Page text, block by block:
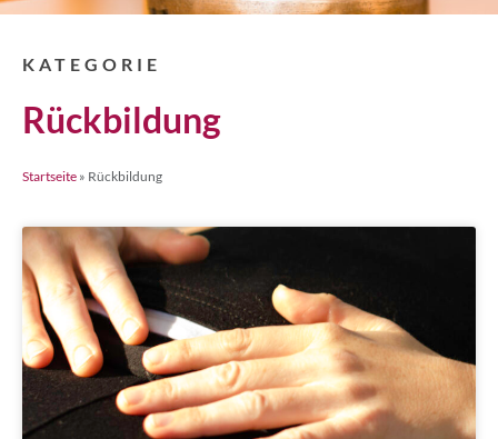
KATEGORIE
Rückbildung
Startseite » Rückbildung